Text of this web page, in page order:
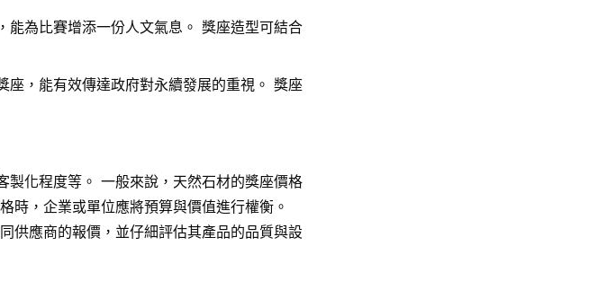
能為比賽增添一份人文氣息。 獎座造型可結合
座，能有效傳達政府對永續發展的重視。 獎座
製化程度等。 一般來說，天然石材的獎座價格
時，企業或單位應將預算與價值進行權衡。
供應商的報價，並仔細評估其產品的品質與設